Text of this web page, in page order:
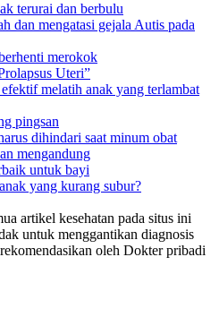
terurai dan berbulu
dan mengatasi gejala Autis pada
merokok
Uteri”
melatih anak yang terlambat
pingsan
dihindari saat minum obat
mengandung
untuk bayi
yang kurang subur?
artikel kesehatan pada situs ini
untuk menggantikan diagnosis
oleh Dokter pribadi